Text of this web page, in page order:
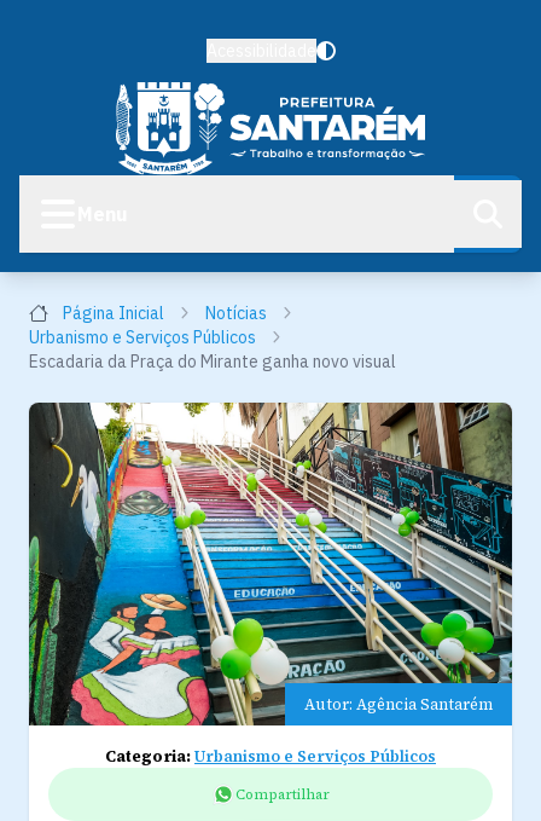
Página Inicial
Notícias
Urbanismo e Serviços Públicos
Escadaria da Praça do Mirante ganha novo visual
Autor: Agência Santarém
Categoria:Urbanismo e Serviços Públicos
Compartilhar